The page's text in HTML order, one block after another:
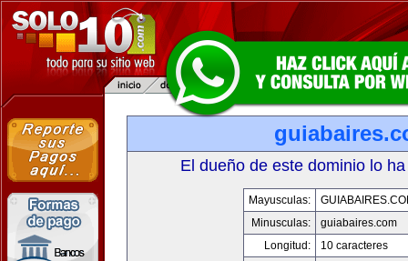
El dueño de este dominio lo
Mayusculas:
Minusculas:
guiabaires.com
Longitud:
10 caracteres